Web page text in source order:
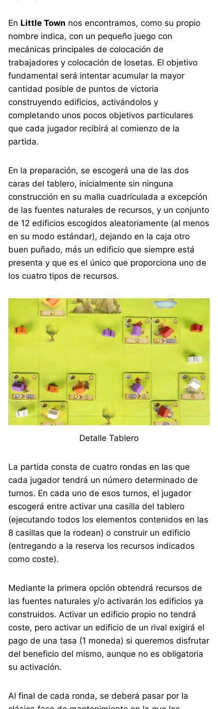
En Little Town nos encontramos, como su propio
nombre indica, con un pequeño juego con
mecánicas principales de colocación de
trabajadores y colocación de losetas. El objetivo
fundamental será intentar acumular la mayor
cantidad posible de puntos de victoria
construyendo edificios, activándolos y
completando unos pocos objetivos particulares
que cada jugador recibirá al comienzo de la
partida.
En la preparación, se escogerá una de las dos
caras del tablero, inicialmente sin ninguna
construcción en su malla cuadriculada a excepción
de las fuentes naturales de recursos, y un conjunto
de 12 edificios escogidos aleatoriamente (al menos
en su modo estándar), dejando en la caja otro
buen puñado, más un edificio que siempre está
presenta y que es el único que proporciona uno de
los cuatro tipos de recursos.
Detalle Tablero
La partida consta de cuatro rondas en las que
cada jugador tendrá un número determinado de
turnos. En cada uno de esos turnos, el jugador
escogerá entre activar una casilla del tablero
(ejecutando todos los elementos contenidos en las
8 casillas que la rodean) o construir un edificio
(entregando a la reserva los recursos indicados
como coste).
Mediante la primera opción obtendrá recursos de
las fuentes naturales y/o activarán los edificios ya
construidos. Activar un edificio propio no tendrá
coste, pero activar un edificio de un rival exigirá el
pago de una tasa (1 moneda) si queremos disfrutar
del beneficio del mismo, aunque no es obligatoria
su activación.
Al final de cada ronda, se deberá pasar por la